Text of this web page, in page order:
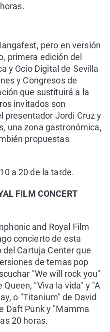
pero en versión
primera edición del
y Ocio Digital de Sevilla
y Congresos de
que sustituirá a la
invitados son
presentador Jordi Cruz y
una zona gastronómica,
propuestas
a 20 de la tarde.
FILM CONCERT
and Royal Film
concierto de esta
Cartuja Center que
de temas pop
"We will rock you"
"Viva la vida" y "A
o "Titanium" de David
Daft Punk y "Mamma
20 horas.